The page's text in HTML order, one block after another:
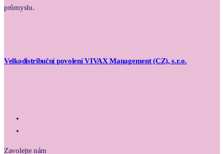
průmyslu.
Velkodistribuční povolení VIVAX Management (CZ), s.r.o.
Zavolejte nám